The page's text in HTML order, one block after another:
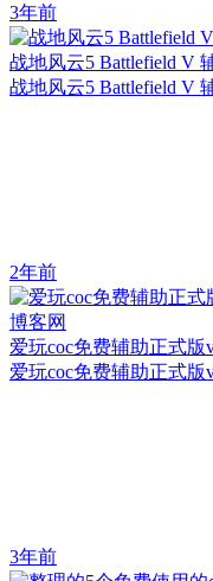
3年前
战地风云5 Battlefield V
战地风云5 Battlefield V
2年前
爱玩coc免费辅助正式
爱玩coc免费辅助正式
3年前